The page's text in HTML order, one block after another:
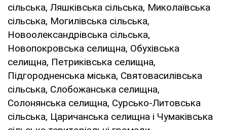
сільська, Ляшківська сільська, Миколаївська
сільська, Могилівська сільська,
Новоолександрівська сільська,
Новопокровська селищна, Обухівська
селищна, Петриківська селищна,
Підгородненська міська, Святовасилівська
сільська, Слобожанська селищна,
Солонянська селищна, Сурсько-Литовська
сільська, Царичанська селищна і Чумаківська